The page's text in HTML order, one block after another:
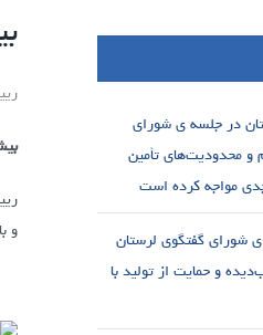
و
در جلسه ی شورای
و محدودیت‌های تأمین
مواجه کرده است
شورای گفتگوی لرستان
و حمایت از تولید با